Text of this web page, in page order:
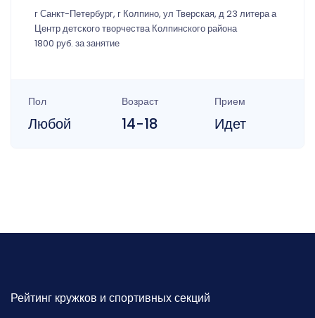
г Санкт-Петербург, г Колпино, ул Тверская, д 23 литера а
Центр детского творчества Колпинского района
1800 руб. за занятие
Пол
Любой
Возраст
14-18
Прием
Идет
Рейтинг кружков и спортивных секций